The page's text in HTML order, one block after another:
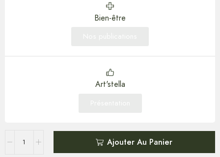
Bien-être
Art'stella
Ajouter Au Panier